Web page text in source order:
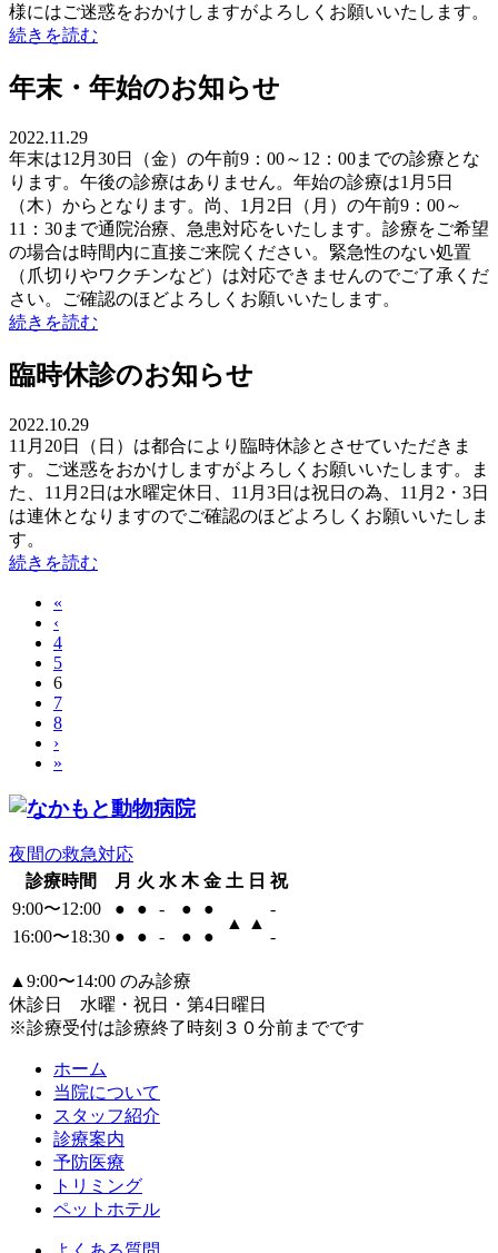
様にはご迷惑をおかけしますがよろしくお願いいたします。
続きを読む
年末・年始のお知らせ
2022.11.29
年末は12月30日（金）の午前9：00～12：00までの診療とな
ります。午後の診療はありません。年始の診療は1月5日
（木）からとなります。尚、1月2日（月）の午前9：00～
11：30まで通院治療、急患対応をいたします。診療をご希望
の場合は時間内に直接ご来院ください。緊急性のない処置
（爪切りやワクチンなど）は対応できませんのでご了承くだ
さい。ご確認のほどよろしくお願いいたします。
続きを読む
臨時休診のお知らせ
2022.10.29
11月20日（日）は都合により臨時休診とさせていただきま
す。ご迷惑をおかけしますがよろしくお願いいたします。ま
た、11月2日は水曜定休日、11月3日は祝日の為、11月2・3日
は連休となりますのでご確認のほどよろしくお願いいたしま
す。
続きを読む
«
‹
4
5
6
7
8
›
»
夜間の救急対応
診療時間
月 火 水 木 金 土 日 祝
9:00〜12:00
● ● - ● ●
▲ ▲
-
16:00〜18:30 ● ● - ● ● -
▲ 9:00〜14:00 のみ診療
休診日 水曜・祝日・第4日曜日
※診療受付は診療終了時刻３０分前までです
ホーム
当院について
スタッフ紹介
診療案内
予防医療
トリミング
ペットホテル